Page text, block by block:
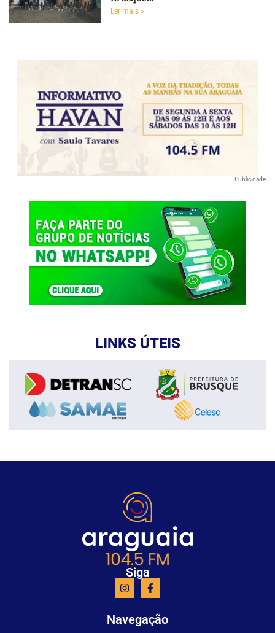
Ler mais »
Publicidade
LINKS ÚTEIS
Siga
Navegação